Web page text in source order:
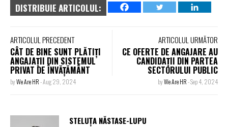
DISTRIBUIE ARTICOLUL:
ARTICOLUL PRECEDENT
CÂT DE BINE SUNT PLĂTIȚI
ANGAJAȚII DIN SISTEMUL
PRIVAT DE ÎNVĂȚĂMÂNT
byWe Are HR-Aug 29, 2024
ARTICOLUL URMĂTOR
CE OFERTE DE ANGAJARE AU
CANDIDAȚII DIN PARTEA
SECTORULUI PUBLIC
byWe Are HR-Sep 4, 2024
STELUȚA NĂSTASE-LUPU